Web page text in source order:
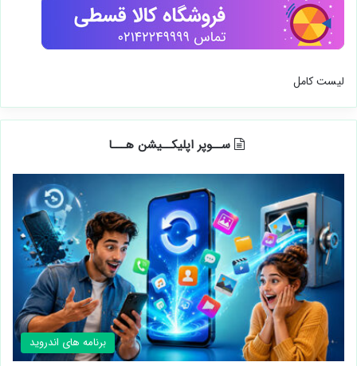
لیست کامل
ســوپر اپلیکــیشن هـــا
برنامه های اندروید